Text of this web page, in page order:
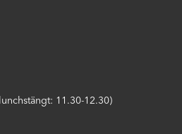
11.30-12.30)